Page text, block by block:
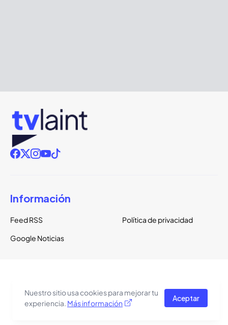
Información
Feed RSS
Política de privacidad
Google Noticias
Todos los derechos reservados.
El tema del sitio está basado en una plantilla de
Pro Blogger
Nuestro sitio usa cookies para mejorar tu
experiencia. Más información
Aceptar